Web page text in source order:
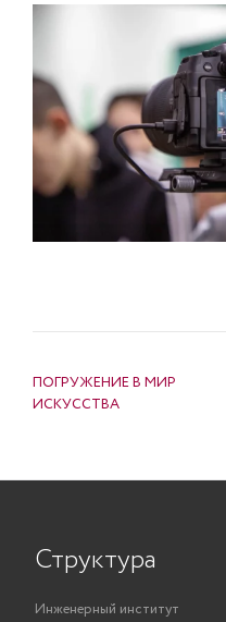
ПОГРУЖЕНИЕ В МИР
ИСКУССТВА
Структура
Инженерный институт